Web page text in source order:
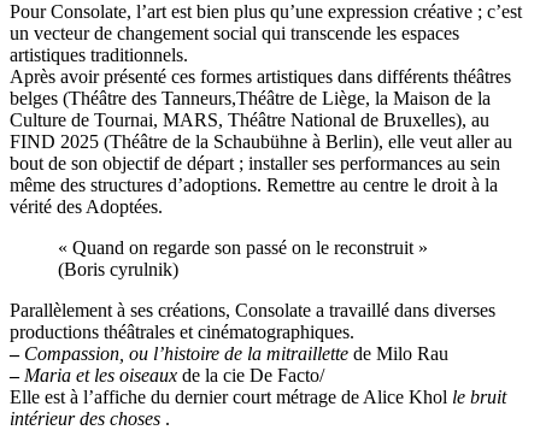
Pour Consolate, l’art est bien plus qu’une expression créative ; c’est
un vecteur de changement social qui transcende les espaces
artistiques traditionnels.
Après avoir présenté ces formes artistiques dans différents théâtres
belges (Théâtre des Tanneurs,Théâtre de Liège, la Maison de la
Culture de Tournai, MARS, Théâtre National de Bruxelles), au
FIND 2025 (Théâtre de la Schaubühne à Berlin), elle veut aller au
bout de son objectif de départ ; installer ses performances au sein
même des structures d’adoptions. Remettre au centre le droit à la
vérité des Adoptées.
« Quand on regarde son passé on le reconstruit »
(Boris cyrulnik)
Parallèlement à ses créations, Consolate a travaillé dans diverses
productions théâtrales et cinématographiques.
– Compassion, ou l’histoire de la mitraillette de Milo Rau
– Maria et les oiseaux de la cie De Facto/
Elle est à l’affiche du dernier court métrage de Alice Khol le bruit
intérieur des choses .